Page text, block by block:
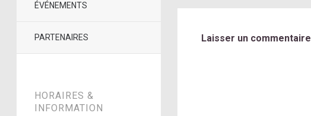
ÉVÉNEMENTS
PARTENAIRES
HORAIRES &
INFORMATION
Laisser un commentaire